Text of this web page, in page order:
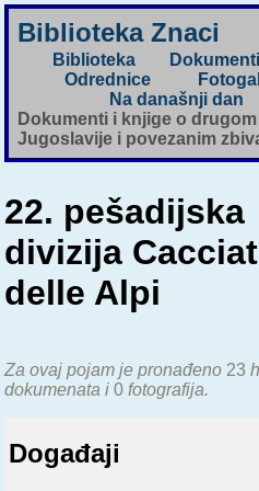
Biblioteka Znaci
Biblioteka Dokumenti
Odrednice
Na današnji dan
Dokumenti i knjige o
Jugoslavije i povezanim
22. pešadijska
divizija
delle Alpi
Za ovaj pojam je pronađeno 23
dokumenata i0 fotografija.
Događaji